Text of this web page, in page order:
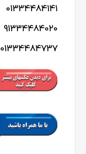
01334484141
91334484020
01334484737